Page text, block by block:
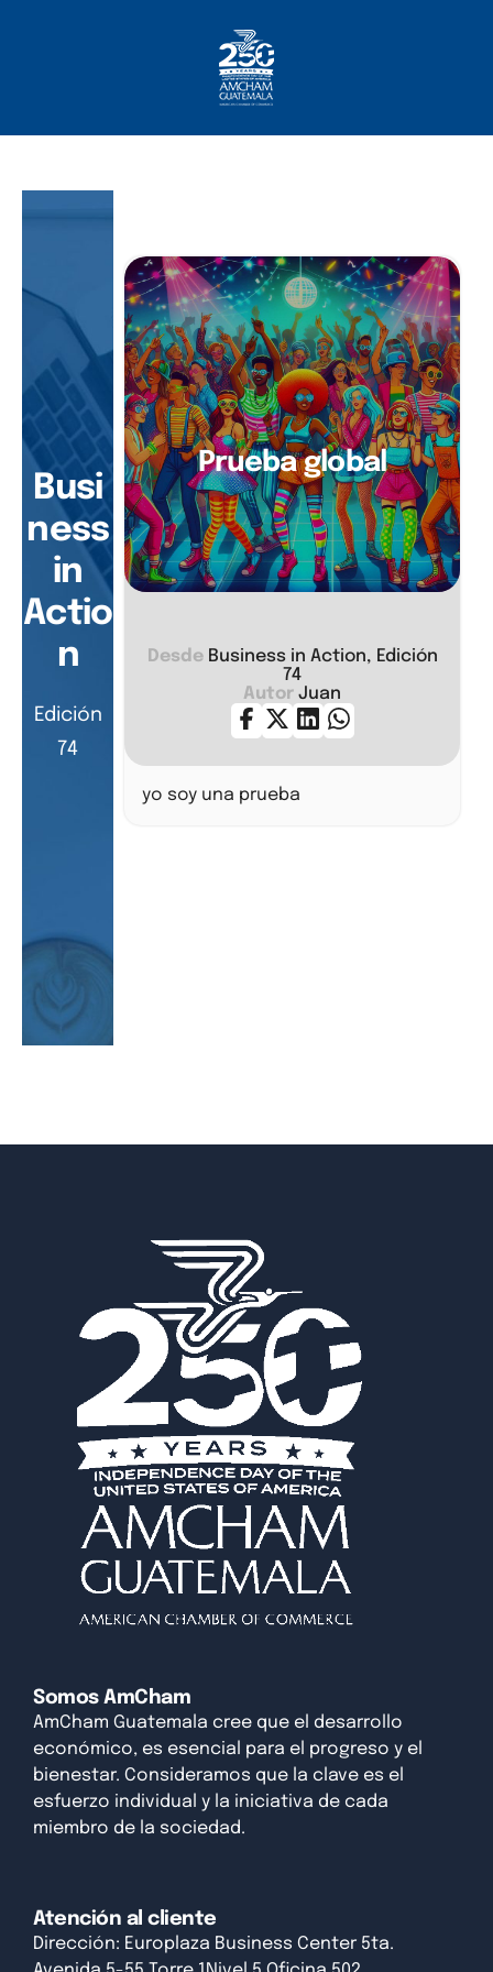
¿Qué Ofrecemos?
Busi
ness
in
Actio
n
Edición
74
Prueba global
DesdeBusiness in Action, Edición
74
AutorJuan
yo soy una prueba
Somos AmCham
AmCham Guatemala cree que el desarrollo
económico, es esencial para el progreso y el
bienestar. Consideramos que la clave es el
esfuerzo individual y la iniciativa de cada
miembro de la sociedad.
Atención al cliente
Dirección: Europlaza Business Center 5ta.